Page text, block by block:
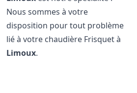
Nous sommes à votre
disposition pour tout problème
lié à votre chaudière Frisquet à
Limoux.